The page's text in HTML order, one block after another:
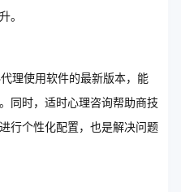
。
理使用软件的最新版本，能
同时，适时心理咨询帮助商技
行个性化配置，也是解决问题